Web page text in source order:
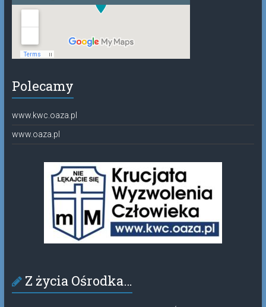
Polecamy
www.kwc.oaza.pl
www.oaza.pl
Z życia Ośrodka…